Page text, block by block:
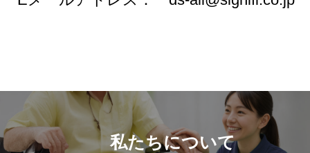
私たちについて